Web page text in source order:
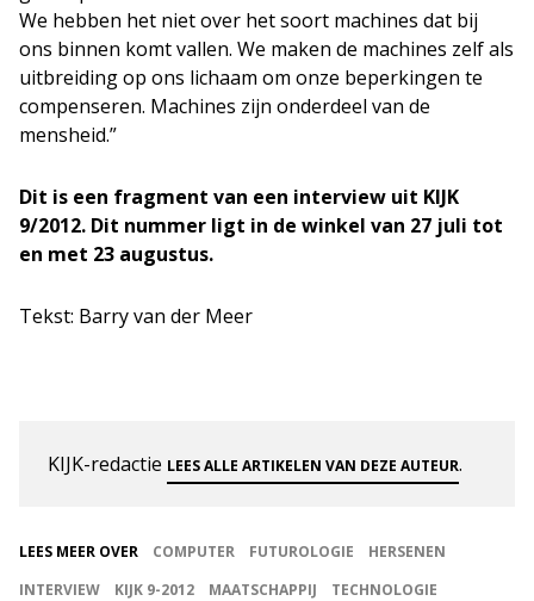
We hebben het niet over het soort machines dat bij
ons binnen komt vallen. We maken de machines zelf als
uitbreiding op ons lichaam om onze beperkingen te
compenseren. Machines zijn onderdeel van de
mensheid.”
Dit is een fragment van een interview uit KIJK
9/2012. Dit nummer ligt in de winkel van 27 juli tot
en met 23 augustus.
Tekst: Barry van der Meer
KIJK-redactie LEES ALLE ARTIKELEN VAN DEZE AUTEUR.
LEES MEER OVER COMPUTER FUTUROLOGIE
HERSENEN
INTERVIEW
KIJK 9-2012 MAATSCHAPPIJ TECHNOLOGIE